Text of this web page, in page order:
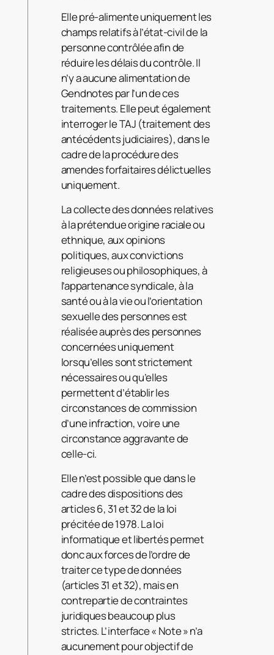
Elle pré-alimente uniquement les
champs relatifs à l’état-civil de la
personne contrôlée afin de
réduire les délais du contrôle. Il
n’y a aucune alimentation de
Gendnotes par l’un de ces
traitements. Elle peut également
interroger le TAJ (traitement des
antécédents judiciaires), dans le
cadre de la procédure des
amendes forfaitaires délictuelles
uniquement.
La collecte des données relatives
à la prétendue origine raciale ou
ethnique, aux opinions
politiques, aux convictions
religieuses ou philosophiques, à
l’appartenance syndicale, à la
santé ou à la vie ou l’orientation
sexuelle des personnes est
réalisée auprès des personnes
concernées uniquement
lorsqu’elles sont strictement
nécessaires ou qu’elles
permettent d’établir les
circonstances de commission
d’une infraction, voire une
circonstance aggravante de
celle-ci.
Elle n’est possible que dans le
cadre des dispositions des
articles 6, 31 et 32 de la loi
précitée de 1978. La loi
informatique et libertés permet
donc aux forces de l’ordre de
traiter ce type de données
(articles 31 et 32), mais en
contrepartie de contraintes
juridiques beaucoup plus
strictes. L’interface « Note » n’a
aucunement pour objectif de